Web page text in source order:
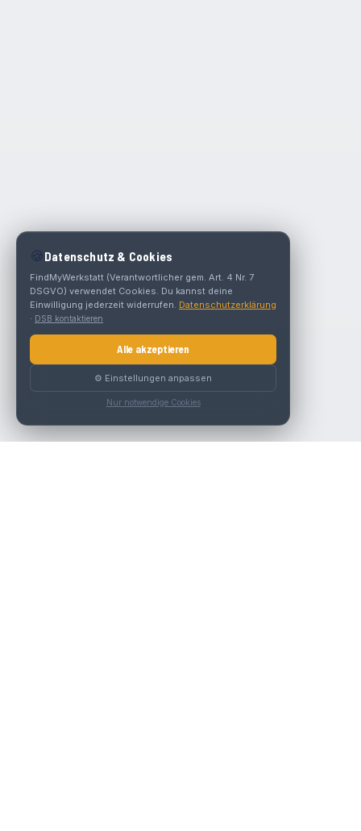
🍪 Datenschutz & Cookies
FindMyWerkstatt (Verantwortlicher gem. Art. 4 Nr. 7
DSGVO) verwendet Cookies. Du kannst deine
Einwilligung jederzeit widerrufen. Datenschutzerklärung
· DSB kontaktieren
Alle akzeptieren
⚙️ Einstellungen anpassen
Nur notwendige Cookies